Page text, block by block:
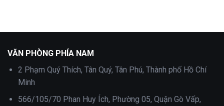
VĂN PHÒNG PHÍA NAM
2 Phạm Quý Thích, Tân Quý, Tân Phú, Thành phố Hồ Chí
Minh
566/105/70 Phan Huy Ích, Phường 05, Quận Gò Vấp,